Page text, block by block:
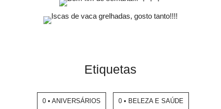
Etiquetas
0 • ANIVERSÁRIOS 0 • BELEZA E SAÚDE